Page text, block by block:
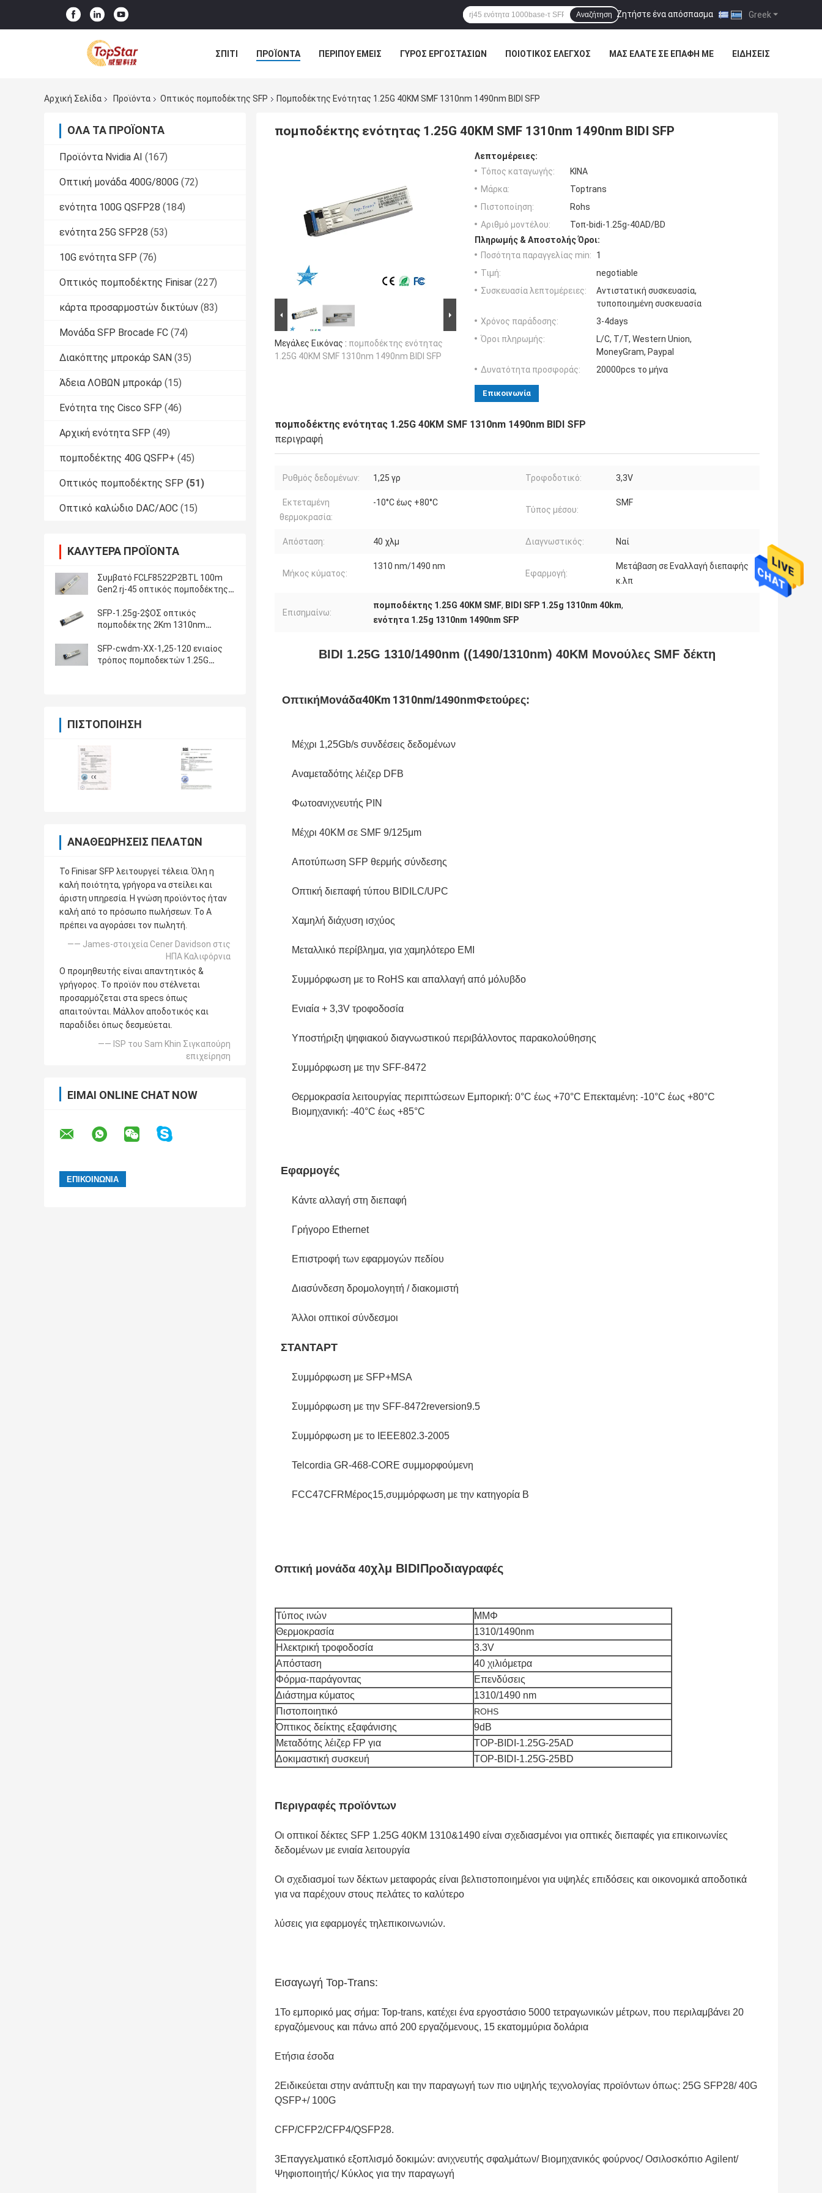
Greek
Ζητήστε ένα απόσπασμα |
Αναζήτηση
ΣΠΊΤΙ ΠΡΟΪΌΝΤΑ ΠΕΡΊΠΟΥ ΕΜΕΊΣ ΓΎΡΟΣ ΕΡΓΟΣΤΑΣΊΩΝ ΠΟΙΟΤΙΚΌΣ ΈΛΕΓΧΟΣ ΜΑΣ ΕΛΆΤΕ ΣΕ ΕΠΑΦΉ ΜΕ ΕΙΔΉΣΕΙΣ
Αρχική Σελίδα Προϊόντα Οπτικός πομποδέκτης SFP Πομποδέκτης Ενότητας 1.25G 40KM SMF 1310nm 1490nm BIDI SFP
ΌΛΑ ΤΑ ΠΡΟΪΌΝΤΑ
Προϊόντα Nvidia AI (167)
Οπτική μονάδα 400G/800G (72)
ενότητα 100G QSFP28 (184)
ενότητα 25G SFP28 (53)
10G ενότητα SFP (76)
Οπτικός πομποδέκτης Finisar (227)
κάρτα προσαρμοστών δικτύων (83)
Μονάδα SFP Brocade FC (74)
Διακόπτης μπροκάρ SAN (35)
Άδεια ΛΟΒΩΝ μπροκάρ (15)
Ενότητα της Cisco SFP (46)
Αρχική ενότητα SFP (49)
πομποδέκτης 40G QSFP+ (45)
Οπτικός πομποδέκτης SFP (51)
Οπτικό καλώδιο DAC/AOC (15)
ΚΑΛΎΤΕΡΑ ΠΡΟΪΌΝΤΑ
Συμβατό FCLF8522P2BTL 100m
Gen2 rj-45 οπτικός πομποδέκτης
SFP-1.25g-2$ΟΣ οπτικός
πομποδέκτης 2Km 1310nm
SFP-cwdm-ΧΧ-1,25-120 ενιαίος
τρόπος πομποδεκτών 1.25G
ΠΙΣΤΟΠΟΊΗΣΗ
ΑΝΑΘΕΩΡΉΣΕΙΣ ΠΕΛΑΤΏΝ
Το Finisar SFP λειτουργεί τέλεια. Όλη η
καλή ποιότητα, γρήγορα να στείλει και
άριστη υπηρεσία. Η γνώση προϊόντος ήταν
καλή από το πρόσωπο πωλήσεων. Το Α
πρέπει να αγοράσει τον πωλητή.
—— James-στοιχεία Cener Davidson στις
ΗΠΑ Καλιφόρνια
Ο προμηθευτής είναι απαντητικός &
γρήγορος. Το προϊόν που στέλνεται
προσαρμόζεται στα specs όπως
απαιτούνται. Μάλλον αποδοτικός και
παραδίδει όπως δεσμεύεται.
—— ISP του Sam Khin Σιγκαπούρη
επιχείρηση
ΕΊΜΑΙ ONLINE CHAT NOW
πομποδέκτης ενότητας 1.25G 40KM SMF 1310nm 1490nm BIDI SFP
Μεγάλες Εικόνας : πομποδέκτης ενότητας
1.25G 40KM SMF 1310nm 1490nm BIDI SFP
Λεπτομέρειες:
Τόπος καταγωγής:
ΚΙΝΑ
Μάρκα:
Toptrans
Πιστοποίηση:
Rohs
Αριθμό μοντέλου:
Τοπ-bidi-1.25g-40AD/BD
Πληρωμής & Αποστολής Όροι:
Ποσότητα παραγγελίας min:
1
Τιμή:
negotiable
Συσκευασία λεπτομέρειες:
Αντιστατική συσκευασία,
τυποποιημένη συσκευασία
Χρόνος παράδοσης:
3-4days
Όροι πληρωμής:
L/C, T/T, Western Union,
MoneyGram, Paypal
Δυνατότητα προσφοράς:
20000pcs το μήνα
Επικοινωνία
πομποδέκτης ενότητας 1.25G 40KM SMF 1310nm 1490nm BIDI SFP
περιγραφή
Ρυθμός δεδομένων: 1,25 γρ Τροφοδοτικό: 3,3V
Εκτεταμένη
θερμοκρασία:
-10°C έως +80°C
Τύπος μέσου:
SMF
Απόσταση: 40 χλμ Διαγνωστικός: Ναί
Μήκος κύματος:
1310 nm/1490 nm
Εφαρμογή:
Μετάβαση σε Εναλλαγή διεπαφής
κ.λπ
Επισημαίνω:
πομποδέκτης 1.25G 40KM SMF, BIDI SFP 1.25g 1310nm 40km,
ενότητα 1.25g 1310nm 1490nm SFP
BIDI 1.25G 1310/1490nm ((1490/1310nm) 40KM Μονούλες SMF δέκτη
ΟπτικήΜονάδα40Km 1310nm/1490nmΦετούρες:
Μέχρι 1,25Gb/s συνδέσεις δεδομένων
Αναμεταδότης λέιζερ DFB
Φωτοανιχνευτής PIN
Μέχρι 40KM σε SMF 9/125μm
Αποτύπωση SFP θερμής σύνδεσης
Οπτική διεπαφή τύπου BIDILC/UPC
Χαμηλή διάχυση ισχύος
Μεταλλικό περίβλημα, για χαμηλότερο EMI
Συμμόρφωση με το RoHS και απαλλαγή από μόλυβδο
Ενιαία + 3,3V τροφοδοσία
Υποστήριξη ψηφιακού διαγνωστικού περιβάλλοντος παρακολούθησης
Συμμόρφωση με την SFF-8472
Θερμοκρασία λειτουργίας περιπτώσεων Εμπορική: 0°C έως +70°C Επεκταμένη: -10°C έως +80°C
Βιομηχανική: -40°C έως +85°C
Εφαρμογές
Κάντε αλλαγή στη διεπαφή
Γρήγορο Ethernet
Επιστροφή των εφαρμογών πεδίου
Διασύνδεση δρομολογητή / διακομιστή
Άλλοι οπτικοί σύνδεσμοι
ΣΤΑΝΤΑΡΤ
Συμμόρφωση με SFP+MSA
Συμμόρφωση με την SFF-8472reversion9.5
Συμμόρφωση με το IEEE802.3-2005
Telcordia GR-468-CORE συμμορφούμενη
FCC47CFRΜέρος15,συμμόρφωση με την κατηγορία Β
Οπτική μονάδα 40χλμ BIDIΠροδιαγραφές
Τύπος ινών
ΜΜΦ
Θερμοκρασία
1310/1490nm
Ηλεκτρική τροφοδοσία
3.3V
Απόσταση
40 χιλιόμετρα
Φόρμα-παράγοντας
Επενδύσεις
Διάστημα κύματος
1310/1490 nm
Πιστοποιητικό
ROHS
Όπτικος δείκτης εξαφάνισης
9dB
Μεταδότης λέιζερ FP για
TOP-BIDI-1.25G-25AD
Δοκιμαστική συσκευή
TOP-BIDI-1.25G-25BD
Περιγραφές προϊόντων
Οι οπτικοί δέκτες SFP 1.25G 40KM 1310&1490 είναι σχεδιασμένοι για οπτικές διεπαφές για επικοινωνίες
δεδομένων με ενιαία λειτουργία
Οι σχεδιασμοί των δέκτων μεταφοράς είναι βελτιστοποιημένοι για υψηλές επιδόσεις και οικονομικά αποδοτικά
για να παρέχουν στους πελάτες το καλύτερο
λύσεις για εφαρμογές τηλεπικοινωνιών.
Εισαγωγή Top-Trans:
1Το εμπορικό μας σήμα: Top-trans, κατέχει ένα εργοστάσιο 5000 τετραγωνικών μέτρων, που περιλαμβάνει 20
εργαζόμενους και πάνω από 200 εργαζόμενους, 15 εκατομμύρια δολάρια
Ετήσια έσοδα
2Ειδικεύεται στην ανάπτυξη και την παραγωγή των πιο υψηλής τεχνολογίας προϊόντων όπως: 25G SFP28/ 40G
QSFP+/ 100G
CFP/CFP2/CFP4/QSFP28.
3Επαγγελματικό εξοπλισμό δοκιμών: ανιχνευτής σφαλμάτων/ Βιομηχανικός φούρνος/ Οσιλοσκόπιο Agilent/
Ψηφιοποιητής/ Κύκλος για την παραγωγή